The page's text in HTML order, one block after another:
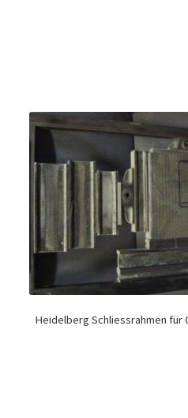
Heidelberg Schliessrahmen für